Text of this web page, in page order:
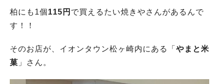
柏にも1個115円 で買えるたい焼きやさんがあるんで
す！！
そのお店が、イオンタウン松ヶ崎内にある「 やまと米
菓 」さん。